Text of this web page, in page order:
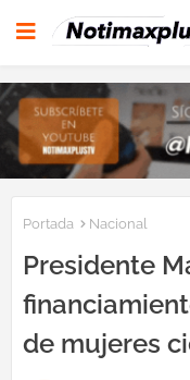
Portada Nacional
Presidente
de mujeres